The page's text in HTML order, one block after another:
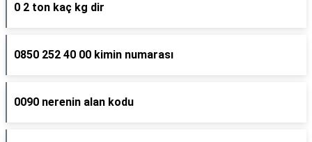
0 2 ton kaç kg dir
0850 252 40 00 kimin numarası
0090 nerenin alan kodu